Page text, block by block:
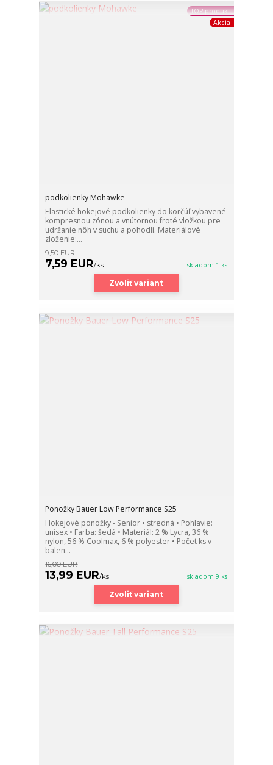
TOP produkt
Akcia
podkolienky Mohawke
Elastické hokejové podkolienky do korčúľ vybavené
kompresnou zónou a vnútornou froté vložkou pre
udržanie nôh v suchu a pohodlí. Materiálové
zloženie:...
9,50 EUR
7,59 EUR/ks skladom 1 ks
Zvoliť variant
Ponožky Bauer Low Performance S25
Hokejové ponožky - Senior • stredná • Pohlavie:
unisex • Farba: šedá • Materiál: 2 % Lycra, 36 %
nylon, 56 % Coolmax, 6 % polyester • Počet ks v
balen...
16,00 EUR
13,99 EUR/ks skladom 9 ks
Zvoliť variant